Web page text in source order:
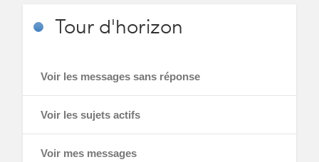
Tourd'horizon
Voir les messages sans réponse
Voir les sujets actifs
Voir mes messages